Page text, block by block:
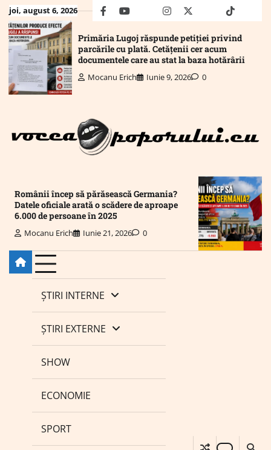
Skip
to
content
joi, august 6, 2026 facebookyoutubeMailinstagram
twitter truthtiktok
Primăria Lugoj răspunde petiției privind
parcările cu plată. Cetățenii cer acum
documentele care au stat la baza hotărârii
Mocanu Erich Iunie 9, 2026 0
Românii încep să părăsească Germania?
Datele oficiale arată o scădere de aproape
6.000 de persoane în 2025
Mocanu Erich Iunie 21, 2026 0
ȘTIRI INTERNE
ȘTIRI EXTERNE
SHOW
ECONOMIE
SPORT